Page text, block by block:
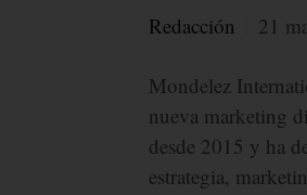
Redacción 21
Mondelez
nueva marketing
desde 2015 y ha
estrategia,